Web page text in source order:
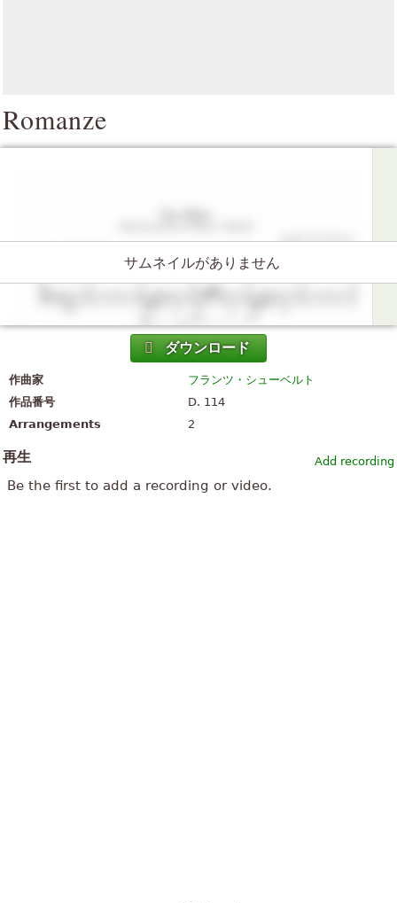
Romanze
サムネイルがありません
ダウンロード
作曲家
フランツ・シューベルト
作品番号
D. 114
Arrangements
2
Add recording
再生
Be the first to add a recording or video.